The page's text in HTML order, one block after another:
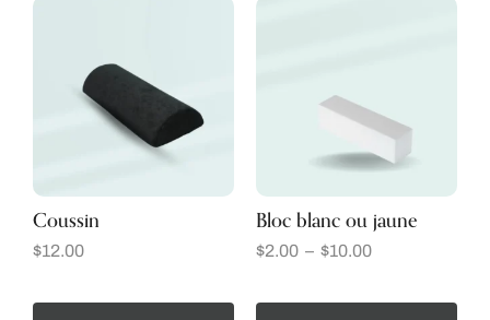
Coussin
$12.00
Bloc blanc ou jaune
$2.00 – $10.00